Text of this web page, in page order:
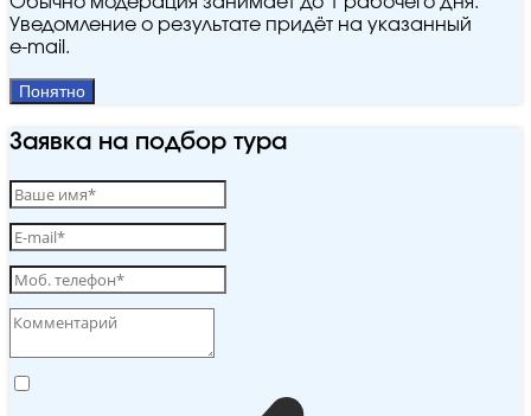
Уведомление о результате придёт на указанный
e‑mail.
Понятно
Заявка на подбор тура